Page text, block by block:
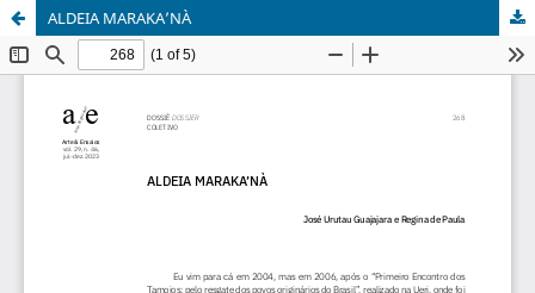
ALDEIA MARAKA’NÀ